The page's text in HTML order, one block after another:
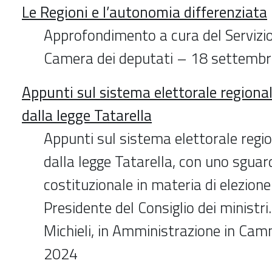
Le Regioni e l’autonomia differenziata
Approfondimento a cura del
Camera dei deputati – 18
Appunti sul sistema elettorale
dalla legge Tatarella
Appunti sul sistema elettorale
dalla legge Tatarella, con uno
costituzionale in materia di
Presidente del Consiglio dei
Michieli, in Amministrazione in
2024